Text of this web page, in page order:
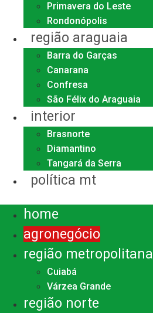
Primavera do Leste
Rondonópolis
região araguaia
Barra do Garças
Canarana
Confresa
São Félix do Araguaia
interior
Brasnorte
Diamantino
Tangará da Serra
política mt
home
agronegócio
região metropolitana
Cuiabá
Várzea Grande
região norte